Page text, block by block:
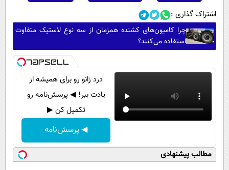
اشتراک گذاری :
چرا کامیون‌های کشنده همزمان از سه نوع لاستیک متفاوت
استفاده می‌کنند؟
درد زانو رو برای همیشه از
یادت ببر! ◀ پرسش‌نامه رو
تکمیل کن ▶
◀ پرسش‌نامه
مطالب پیشنهادی